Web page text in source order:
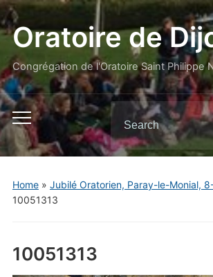
Oratoire de
Congrégation de l'Oratoire Saint Philippe
Toggle
mobile
menu
Search
for:
Home» Jubilé Oratorien, Paray-le-Monial,
10051313
10051313